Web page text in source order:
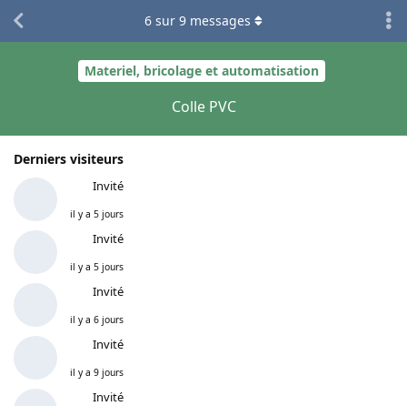
Materiel, bricolage et automatisation
Colle PVC
Derniers visiteurs
Invité
il y a 5 jours
Invité
il y a 5 jours
Invité
il y a 6 jours
Invité
il y a 9 jours
Invité
6 sur 9 messages